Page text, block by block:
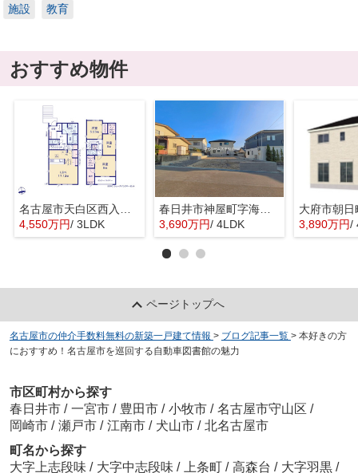
施設 教育
おすすめ物件
4,550万円/ 3LDK
春日井市神屋町字海道654-101『仲介料無料』新築戸建て
3,690万円/ 4LDK 3,890万円/
ページトップへ
名古屋市の仲介手数料無料の新築一戸建て情報 > ブログ記事一覧 > 本好きの方
におすすめ！名古屋市を巡回する自動車図書館の魅力
市区町村から探す
春日井市 / 一宮市 / 豊田市 / 小牧市 / 名古屋市守山区 /
岡崎市 / 瀬戸市 / 江南市 / 犬山市 / 北名古屋市
町名から探す
大字上志段味 / 大字中志段味 / 上条町 / 高森台 / 大字羽黒 /